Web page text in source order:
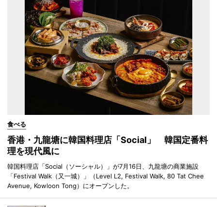
食べる
香港・九龍塘に韓国料理店「Social」 韓国定番料
理を現代風に
韓国料理店「Social（ソーシャル）」が7月16日、九龍塘の商業施設
「Festival Walk（又一城）」（Level L2, Festival Walk, 80 Tat Chee
Avenue, Kowloon Tong）にオープンした。